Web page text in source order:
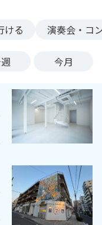
ける 演奏会・コ
今月